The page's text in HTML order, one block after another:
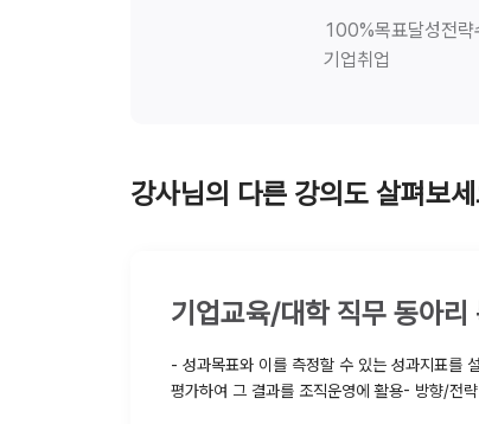
100%목표달성전략
기업취업
강사님의 다른 강의도 살펴보
- 성과목표와 이를 측정할 수 있는 성과지표를 설정하고 성과지표의 목표
평가하여 그 결과를 조직운영에 활용- 방향/전